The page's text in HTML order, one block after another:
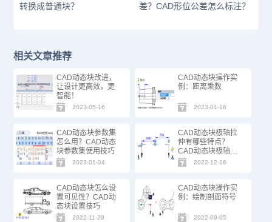
转换成普通块？
差？CAD形位公差怎么标注？
相关文章推荐
CAD动态块改进，
让设计更高效，更
智能！
2023-05-16
CAD动态块操作实
例：距离乘数
2023-01-16
CAD动态块参数集
怎么用？CAD动态
块参数集使用技巧
2023-01-04
CAD动态块极轴拉
伸有哪些特点？
CAD动态块极轴拉
伸的特点2022-12-16
CAD动态块怎么设
置可见性？CAD动
态块设置技巧
2022-11-29
CAD动态块操作实
例：绘制剖面符号
2022-09-05